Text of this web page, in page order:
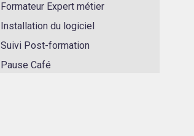
Formateur Expert métier
Installation du logiciel
Suivi Post-formation
Pause Café